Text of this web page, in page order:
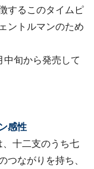
するこのタイムピ
ントルマンのため
旬から発売して
感性
十二支のうち七
ながりを持ち、